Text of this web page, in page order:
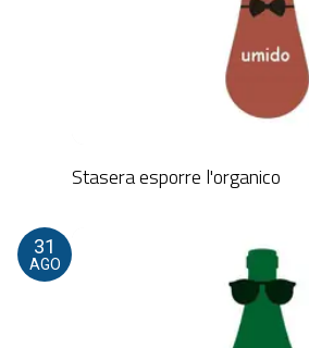
Stasera esporre l'organico
31
AGO